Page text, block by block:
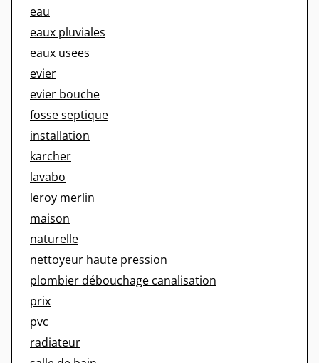
eau
eaux pluviales
eaux usees
evier
evier bouche
fosse septique
installation
karcher
lavabo
leroy merlin
maison
naturelle
nettoyeur haute pression
plombier débouchage canalisation
prix
pvc
radiateur